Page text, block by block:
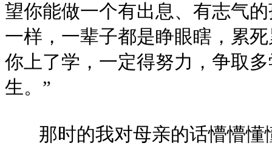
望你能做一个有出息、有志气
一样，一辈子都是睁眼瞎，累
你上了学，一定得努力，争取
生。”
那时的我对母亲的话懵懵懂